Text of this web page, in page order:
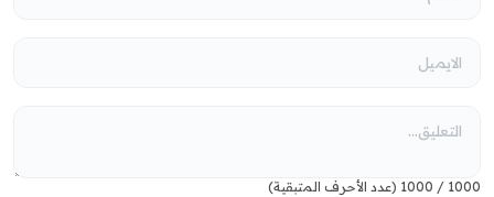
1000
/
1000 (عدد الأحرف المتبقية)